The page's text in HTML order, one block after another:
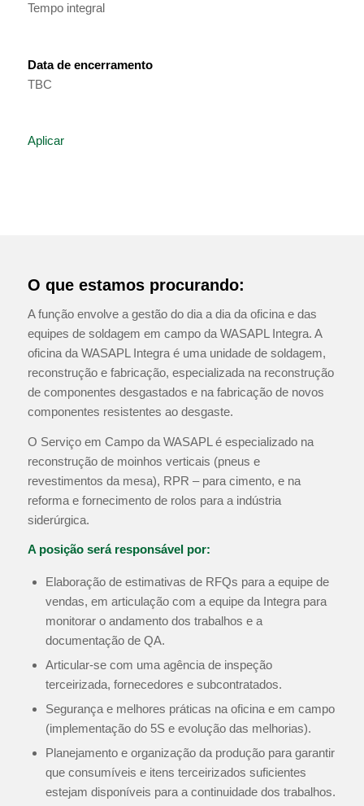
Tempo integral
Data de encerramento
TBC
Aplicar
O que estamos procurando:
A função envolve a gestão do dia a dia da oficina e das
equipes de soldagem em campo da WASAPL Integra. A
oficina da WASAPL Integra é uma unidade de soldagem,
reconstrução e fabricação, especializada na reconstrução
de componentes desgastados e na fabricação de novos
componentes resistentes ao desgaste.
O Serviço em Campo da WASAPL é especializado na
reconstrução de moinhos verticais (pneus e
revestimentos da mesa), RPR – para cimento, e na
reforma e fornecimento de rolos para a indústria
siderúrgica.
A posição será responsável por:
Elaboração de estimativas de RFQs para a equipe de
vendas, em articulação com a equipe da Integra para
monitorar o andamento dos trabalhos e a
documentação de QA.
Articular-se com uma agência de inspeção
terceirizada, fornecedores e subcontratados.
Segurança e melhores práticas na oficina e em campo
(implementação do 5S e evolução das melhorias).
Planejamento e organização da produção para garantir
que consumíveis e itens terceirizados suficientes
estejam disponíveis para a continuidade dos trabalhos.